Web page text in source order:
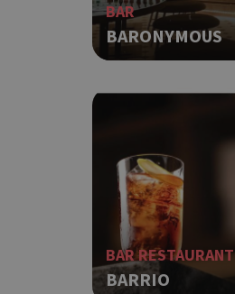
BAR
BARONYMOUS
BAR RESTAURANT
BARRIO